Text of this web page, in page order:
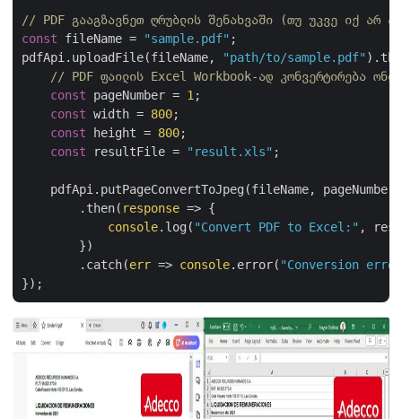
// PDF გააგზავნეთ ღრუბლის შენახვაში (თუ უკვე იქ არ
const fileName = "sample.pdf" ;
pdfApi.uploadFile(fileName,
"path/to/sample.pdf"
// PDF ფაილის Excel Workbook-ად კონვერტირება
const pageNumber = 1 ;
const width = 800;
const height = 800;
const resultFile = "result.xls" ;
pdfApi.putPageConvertToJpeg(fileName,
        .then(
response => {
console.log( "Convert PDF to Excel:" ,
        })
        .catch(
err => console.error( "Conversion